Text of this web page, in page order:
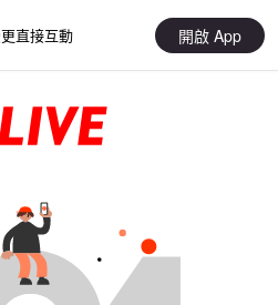
直接互動 開啟 App